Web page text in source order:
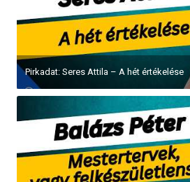
Pirkadat: Seres Attila – A hét értékelése